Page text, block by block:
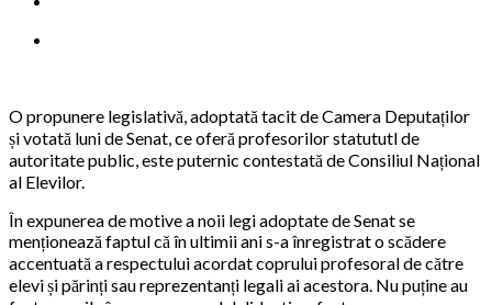
O propunere legislativă, adoptată tacit de Camera Deputaților
și votată luni de Senat, ce oferă profesorilor statututl de
autoritate public, este puternic contestată de Consiliul Național
al Elevilor.
În expunerea de motive a noii legi adoptate de Senat se
menționează faptul că în ultimii ani s-a înregistrat o scădere
accentuată a respectului acordat coprului profesoral de către
elevi și părinți sau reprezentanți legali ai acestora. Nu puține au